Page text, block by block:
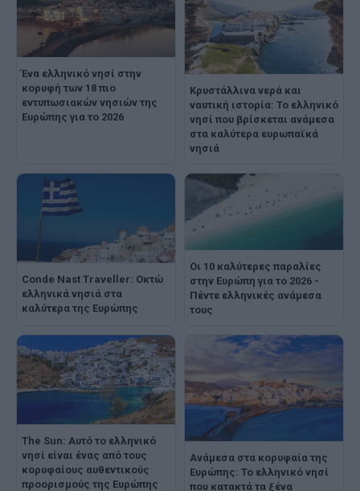
Ένα ελληνικό νησί στην
κορυφή των 18 πιο
εντυπωσιακών νησιών της
Ευρώπης για το 2026
Kρυστάλλινα νερά και
ναυτική ιστορία: Το ελληνικό
νησί που βρίσκεται ανάμεσα
στα καλύτερα ευρωπαϊκά
νησιά
Conde Nast Traveller: Οκτώ
ελληνικά νησιά στα
καλύτερα της Ευρώπης
Οι 10 καλύτερες παραλίες
στην Ευρώπη για το 2026 -
Πέντε ελληνικές ανάμεσα
τους
The Sun: Αυτό το ελληνικό
νησί είναι ένας από τους
κορυφαίους αυθεντικούς
προορισμούς της Ευρώπης
Ανάμεσα στα κορυφαία της
Ευρώπης: Το ελληνικό νησί
που κατακτά τα ξένα